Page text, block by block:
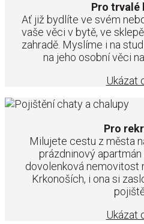
Pro trvalé
Ať již bydlíte ve svém
vaše věci v bytě, ve
zahradě. Myslíme i na
na jeho osobní věci
Ukázat
Pro
Milujete cestu z města
prázdninový
dovolenková nemovitost
Krkonoších, i ona si
Ukázat